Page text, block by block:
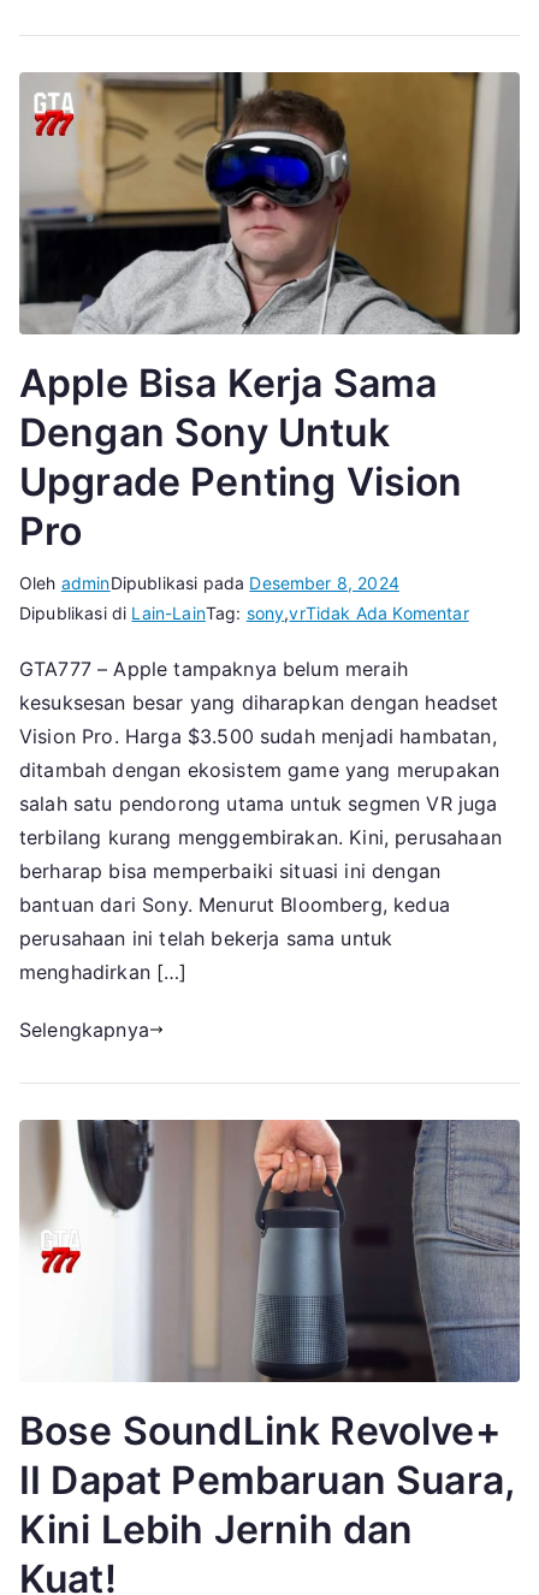
Apple Bisa Kerja Sama
Dengan Sony Untuk
Upgrade Penting Vision
Pro
Oleh adminDipublikasi pada Desember 8, 2024
Dipublikasi di Lain-LainTag: sony,vrTidak Ada Komentarpada
Kerja
Sama
Dengan
Untuk
Upgrade
GTA777 – Apple tampaknya belum meraih
kesuksesan besar yang diharapkan dengan headset
Vision Pro. Harga $3.500 sudah menjadi hambatan,
ditambah dengan ekosistem game yang merupakan
salah satu pendorong utama untuk segmen VR juga
terbilang kurang menggembirakan. Kini, perusahaan
berharap bisa memperbaiki situasi ini dengan
bantuan dari Sony. Menurut Bloomberg, kedua
perusahaan ini telah bekerja sama untuk
menghadirkan […]
Selengkapnya
Bose SoundLink Revolve+
II Dapat Pembaruan Suara,
Kini Lebih Jernih dan
Kuat!